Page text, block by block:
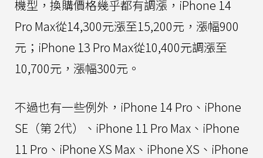
機型，換購價格幾乎都有調漲，iPhone 14
Pro Max從14,300元漲至15,200元，漲幅900
元；iPhone 13 Pro Max從10,400元調漲至
10,700元，漲幅300元。
不過也有一些例外，iPhone 14 Pro、iPhone
SE（第 2代）、iPhone 11 Pro Max、iPhone
11 Pro、iPhone XS Max、iPhone XS、iPhone